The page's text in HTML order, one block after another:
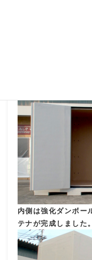
内側は強化ダンボー
テナが完成しました。